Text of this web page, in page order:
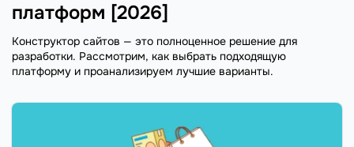
платформ [2026]
Конструктор сайтов — это полноценное решение для
разработки. Рассмотрим, как выбрать подходящую
платформу и проанализируем лучшие варианты.